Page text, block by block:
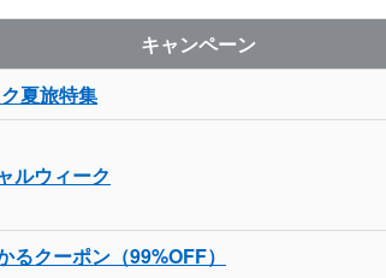
キャンペーン
夏旅特集
ルウィーク
るクーポン（99%OFF）